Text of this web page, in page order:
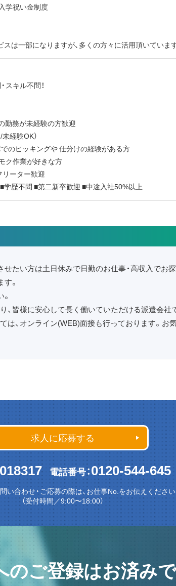
学祝い金制度
スは一部になりますが、多くの方々に活用頂いていま
スキル不問！
勤務が未経験の方歓迎
経験OK）
のピッキングや 仕分けの経験がある方
ク作業が好きな方
ーター歓迎
学歴不問 ■第二新卒歓迎 ■中途入社50%以上
せたい方は土日休みで日勤のお仕事・高収入でお
。
皆様に安心して長く働いていただける派遣会社
、オンライン(WEB)面接も行っております。お
求人に応募する
018317 電話番号：0120-544-645
い合わせ・ご応募の際は、お仕事No.をお伝えください
（受付時間／9:00〜18:00）
ご登録はお済み